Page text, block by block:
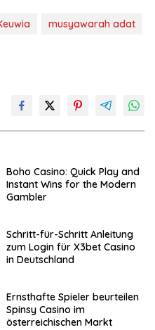
musyawarah adat
Boho Casino: Quick Play and
Instant Wins for the Modern
Gambler
Schritt-für-Schritt Anleitung
zum Login für X3bet Casino
in Deutschland
Ernsthafte Spieler beurteilen
Spinsy Casino im
österreichischen Markt